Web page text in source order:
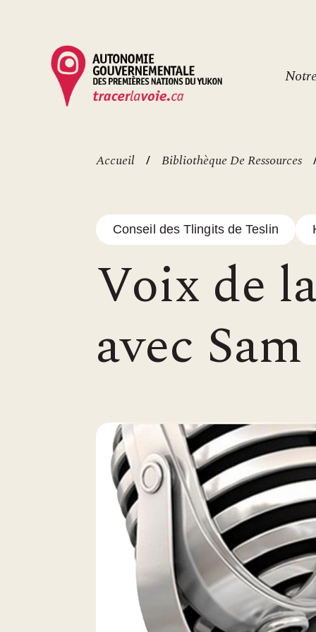
Fil
d'Ariane
Accueil Bibliothèque De Ressources
Conseil des Tlingits de Teslin
Voix de
avec